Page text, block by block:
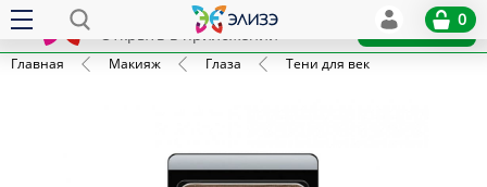
x
Открыть в приложении
Установить
0
Главная Макияж Глаза Тени для век